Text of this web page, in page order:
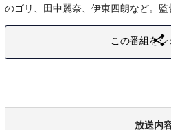
のゴリ、田中麗奈、伊東四朗など。監
この番組をシ
放送内